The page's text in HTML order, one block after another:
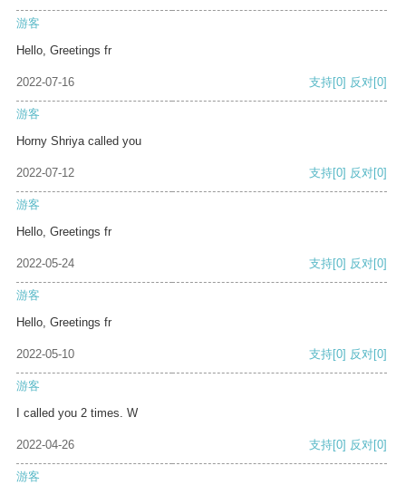
游客
Hello, Greetings fr
2022-07-16 支持[0] 反对[0]
游客
Horny Shriya called you
2022-07-12 支持[0] 反对[0]
游客
Hello, Greetings fr
2022-05-24 支持[0] 反对[0]
游客
Hello, Greetings fr
2022-05-10 支持[0] 反对[0]
游客
I called you 2 times. W
2022-04-26 支持[0] 反对[0]
游客